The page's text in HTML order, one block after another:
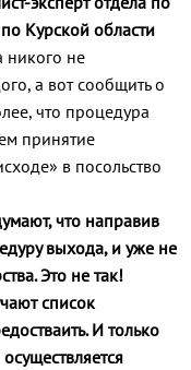
Курской области
никого не
а вот сообщить о
что процедура
принятие
в посольство
что направив
выхода, и уже не
Это не так!
список
И только